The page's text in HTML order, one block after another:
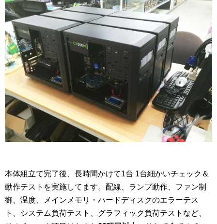
本体組立て完了後、長時間かけて1台 1台細かいチェック＆
動作テストを実施してます。配線、ランプ動作、ファン制
御、温度、メインメモリ・ハードディスクのエラーテス
ト、システム負荷テスト、グラフィック負荷テストなど、